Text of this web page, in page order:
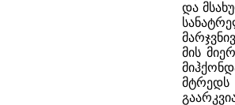
და
მის
მტრედს